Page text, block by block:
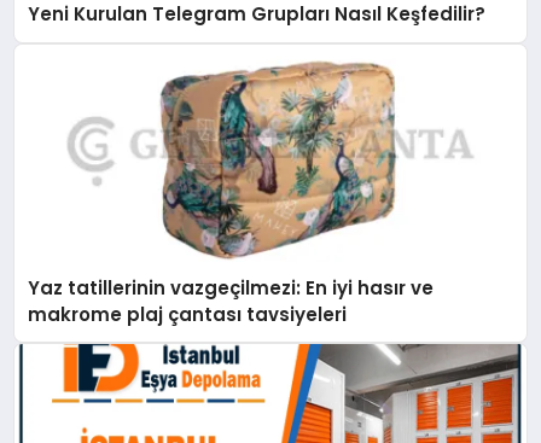
Yeni Kurulan Telegram Grupları Nasıl Keşfedilir?
Yaz tatillerinin vazgeçilmezi: En iyi hasır ve
makrome plaj çantası tavsiyeleri